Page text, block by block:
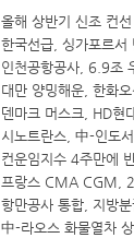
한국선급, 싱가포르서
컨운임지수 4주만에
프랑스 CMA CGM,
항만공사 통합, 지방